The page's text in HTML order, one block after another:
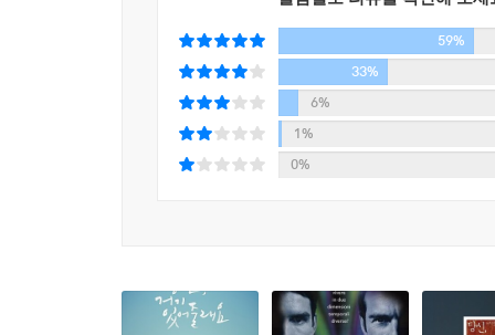
70년대 미국 대중문화의 디테일들도 독자들에게
히피 문화, 비틀즈와 엘비스 프레슬리, 미소의
변모했는지 볼 수 있다는 것도 독자들에게는 또 다
바탕이라는 메시지를 던지고 있다.
59%
33%
6%
1%
0%